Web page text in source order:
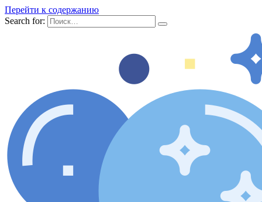
Перейти к содержанию
Search for: